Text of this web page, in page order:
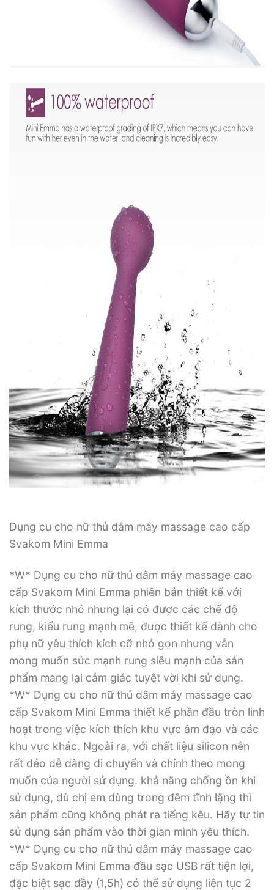
Dụng cu cho nữ thủ dâm máy massage cao cấp
Svakom Mini Emma
*W* Dụng cu cho nữ thủ dâm máy massage cao
cấp Svakom Mini Emma phiên bản thiết kế với
kích thước nhỏ nhưng lại có được các chế độ
rung, kiểu rung mạnh mẽ, được thiết kế dành cho
phụ nữ yêu thích kích cỡ nhỏ gọn nhưng vẫn
mong muốn sức mạnh rung siêu mạnh của sản
phẩm mang lại cảm giác tuyệt vời khi sử dụng.
*W* Dụng cu cho nữ thủ dâm máy massage cao
cấp Svakom Mini Emma thiết kế phần đầu tròn linh
hoạt trong việc kích thích khu vực âm đạo và các
khu vực khác. Ngoài ra, với chất liệu silicon nên
rất dẻo dễ dàng di chuyển và chỉnh theo mong
muốn của người sử dụng. khả năng chống ồn khi
sử dụng, dù chị em dùng trong đêm tĩnh lặng thì
sản phẩm cũng không phát ra tiếng kêu. Hãy tự tin
sử dụng sản phẩm vào thời gian mình yêu thích.
*W* Dụng cu cho nữ thủ dâm máy massage cao
cấp Svakom Mini Emma đầu sạc USB rất tiện lợi,
đặc biệt sạc đầy (1,5h) có thể sử dụng liên tục 2